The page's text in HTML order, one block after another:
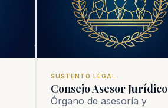
SUSTENTO LEGAL
Consejo Asesor Jurídico
Órgano de asesoría y